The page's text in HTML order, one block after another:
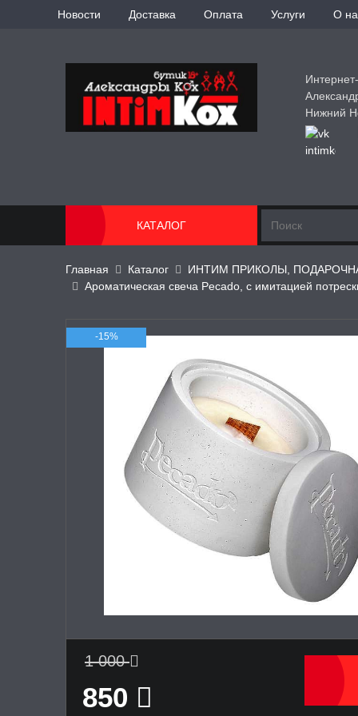
Новости Доставка Оплата Услуги О
Нижний
КАТАЛОГ
Главная Каталог ИНТИМ ПРИКОЛЫ,
Ароматическая свеча Рecado, с имитацией
-15%
1 000
850